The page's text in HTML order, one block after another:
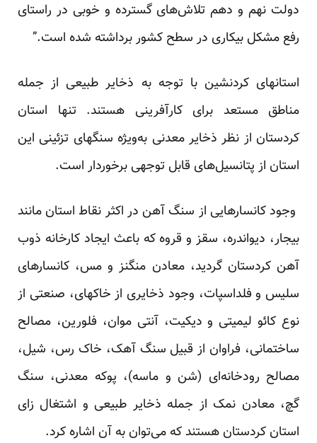
دولت نهم و دهم تلاش‌های گسترده و خوبی در راستای
رفع مشکل بیکاری در سطح کشور برداشته شده است.”
استانهای کردنشین با توجه به ذخایر طبیعی از جمله
مناطق مستعد برای کارآفرینی هستند. تنها استان
کردستان از نظر ذخایر معدنی به‌ویژه سنگهای تزئینی این
استان از پتانسیل‌های قابل توجهی برخوردار است.
وجود کانسارهایی از سنگ آهن در اکثر نقاط استان مانند
بیجار، دیواندره، سقز و قروه که باعث ایجاد کارخانه ذوب
آهن کردستان گردید، معادن منگنز و مس، کانسارهای
سلیس و فلداسپات، وجود ذخایری از خاکهای، صنعتی از
نوع کائو لیمیتی و دیکیت، آنتی موان، فلورین، مصالح
ساختمانی، فراوان از قبیل سنگ آهک، خاک رس، شیل،
مصالح رودخانه‌ای (شن و ماسه)، پوکه معدنی، سنگ
گچ، معادن نمک از جمله ذخایر طبیعی و اشتغال زای
استان کردستان هستند که می‌توان به آن اشاره کرد.